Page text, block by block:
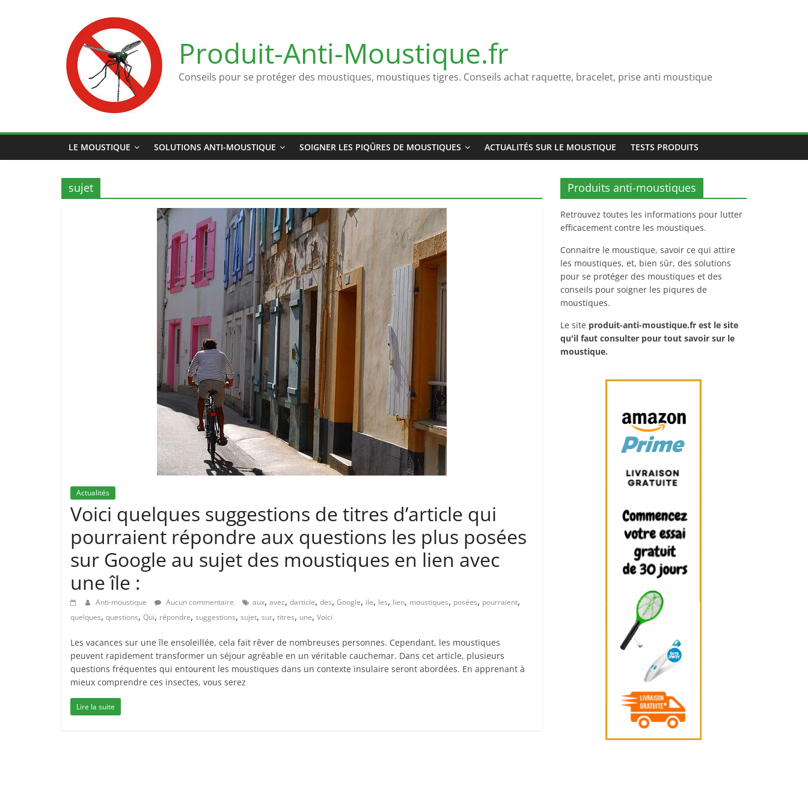
Produit-Anti-Moustique.fr
Conseils pour se protéger des moustiques, moustiques tigres. Conseils achat raquette, bracelet, prise anti moustique
LE MOUSTIQUE SOLUTIONS ANTI-MOUSTIQUE SOIGNER LES PIQÛRES DE MOUSTIQUES ACTUALITÉS SUR LE MOUSTIQUE TESTS PRODUITS
sujet
Actualités
Voici quelques suggestions de titres d’article qui
pourraient répondre aux questions les plus posées
sur Google au sujet des moustiques en lien avec
une île :
Anti-moustique Aucun commentaire aux, avec, darticle, des, Google, ile, les, lien, moustiques, posées, pourraient,
quelques, questions, Qui, répondre, suggestions, sujet, sur, titres, une, Voici
Les vacances sur une île ensoleillée, cela fait rêver de nombreuses personnes. Cependant, les moustiques
peuvent rapidement transformer un séjour agréable en un véritable cauchemar. Dans cet article, plusieurs
questions fréquentes qui entourent les moustiques dans un contexte insulaire seront abordées. En apprenant à
mieux comprendre ces insectes, vous serez
Lire la suite
Produits anti-moustiques
Retrouvez toutes les informations pour lutter
efficacement contre les moustiques.
Connaitre le moustique, savoir ce qui attire
les moustiques, et, bien sûr, des solutions
pour se protéger des moustiques et des
conseils pour soigner les piqures de
moustiques.
Le site produit-anti-moustique.fr est le site
qu'il faut consulter pour tout savoir sur le
moustique.